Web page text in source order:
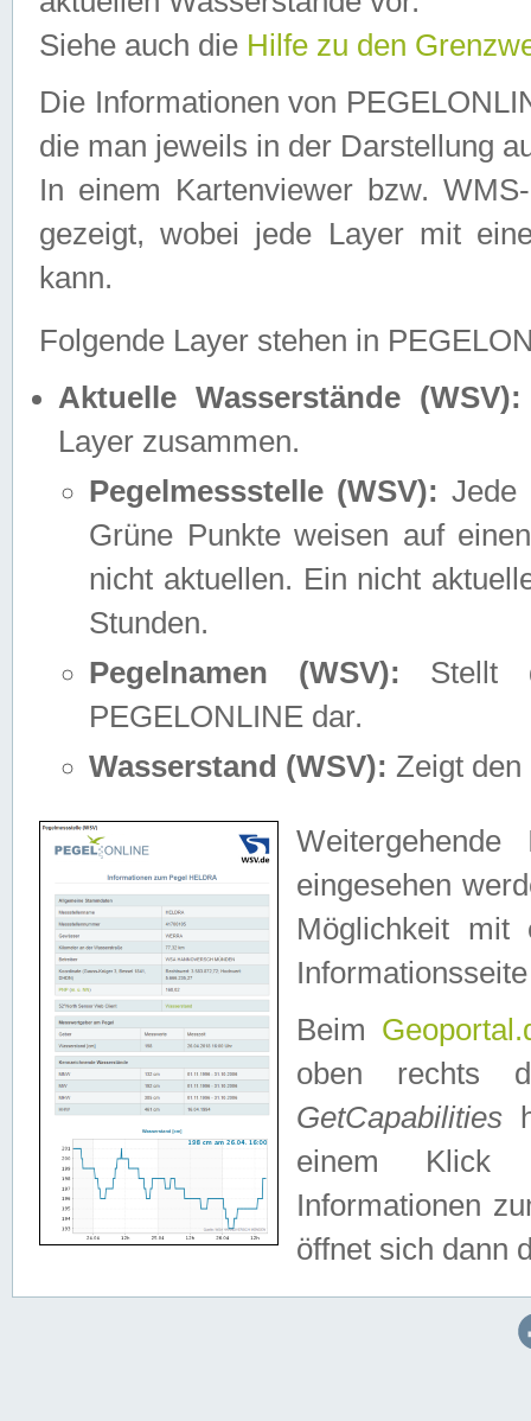
Siehe auch die Hilfe zu den
Die Informationen von
die man jeweils in der Darstellung
In einem Kartenviewer bzw.
gezeigt, wobei jede Layer mit
kann.
Folgende Layer stehen in
Aktuelle Wasserstände (WSV):
Layer zusammen.
Pegelmessstelle (WSV): Jede
Grüne Punkte weisen auf
nicht aktuellen. Ein nicht
Stunden.
Pegelnamen (WSV): Stellt
PEGELONLINE dar.
Wasserstand (WSV): Zeigt den
eingesehen
Möglichkeit mit
Beim
oben rechts
GetCapabilities
einem Klick
Informationen
öffnet sich dann